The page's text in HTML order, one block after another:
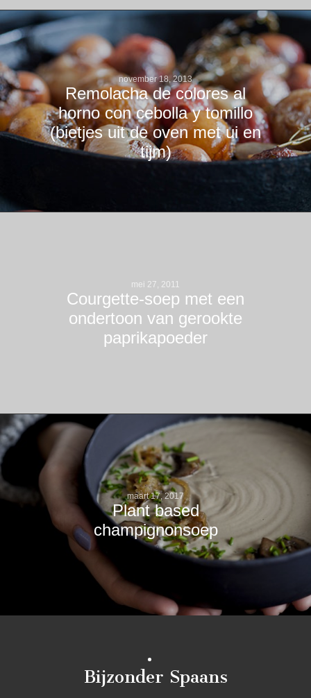
november 18, 2013
Remolacha de colores al
horno con cebolla y tomillo
(bietjes uit de oven met ui en
tijm)
mei 27, 2011
Courgette-soep met een
ondertoon van gerookte
paprikapoeder
maart 17, 2017
Plant based
champignonsoep
Bijzonder Spaans